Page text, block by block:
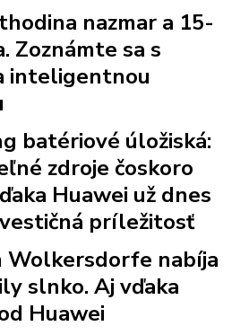
nazmar a 15-
Zoznámte sa s
inteligentnou
batériové úložiská:
zdroje čoskoro
Huawei už dnes
príležitosť
Wolkersdorfe nabíja
slnko. Aj vďaka
Huawei